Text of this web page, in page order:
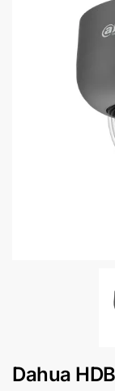
samenstellen
Dahua